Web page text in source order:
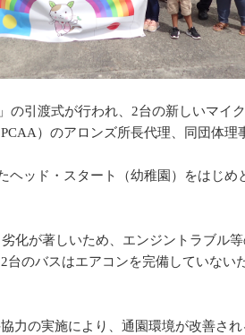
引渡式が行われ、2台の新しいマイ
）のアロンズ所長代理、同団体理
ッド・スタート（幼稚園）をはじ
化が著しいため、エンジントラブル
のバスはエアコンを完備していない
の実施により、通園環境が改善さ